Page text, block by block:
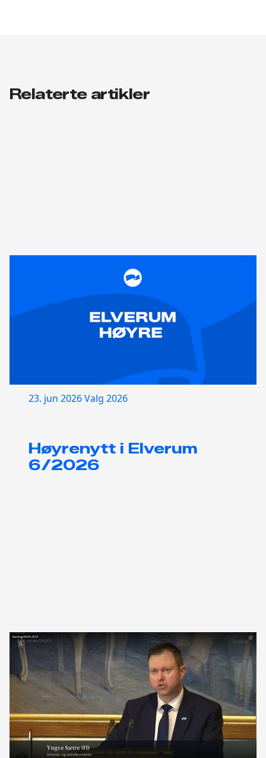
Relaterte artikler
23. jun 2026Valg 2026
Høyrenytt i Elverum
6/2026